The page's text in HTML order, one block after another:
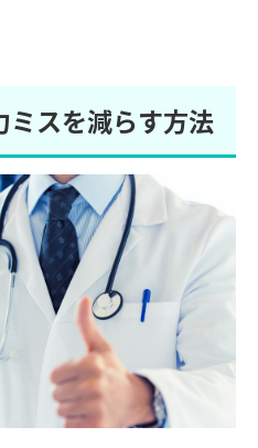
スを減らす方法